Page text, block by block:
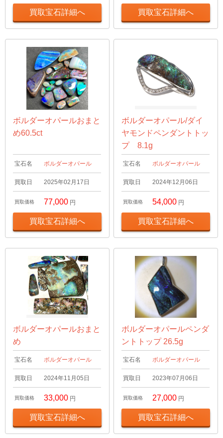
買取宝石詳細へ 買取宝石詳細へ
ボルダーオパールおまと
め60.5ct
宝石名 ボルダーオパール
買取日 2025年02月17日
買取価格 77,000 円
買取宝石詳細へ
ボルダーオパール/ダイ
ヤモンドペンダントトッ
プ 8.1g
宝石名 ボルダーオパール
買取日 2024年12月06日
買取価格 54,000 円
買取宝石詳細へ
ボルダーオパールおまと
め
宝石名 ボルダーオパール
買取日 2024年11月05日
買取価格 33,000 円
買取宝石詳細へ
ボルダーオパールペンダ
ントトップ 26.5g
宝石名 ボルダーオパール
買取日 2023年07月06日
買取価格 27,000 円
買取宝石詳細へ